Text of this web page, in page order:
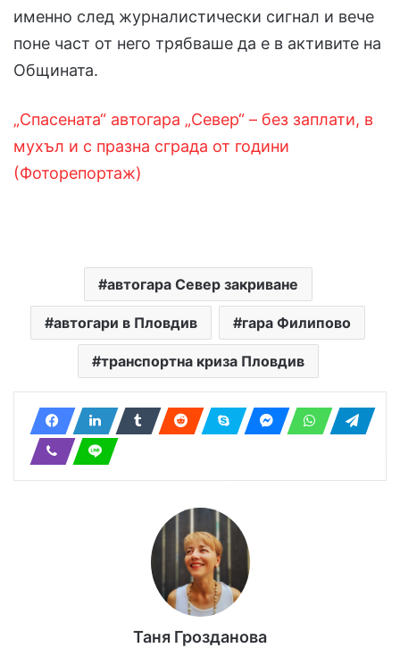
именно след журналистически сигнал и вече
поне част от него трябваше да е в активите на
Общината.
„Спасената“ автогара „Север“ – без заплати, в
мухъл и с празна сграда от години
(Фоторепортаж)
автогара Север закриване
автогари в Пловдив гара Филипово
транспортна криза Пловдив
Таня Грозданова